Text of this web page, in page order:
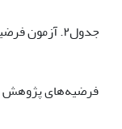
جدول۲. آزمون فرضیه‌های پژوهش
فرضیه‌های پژوهش